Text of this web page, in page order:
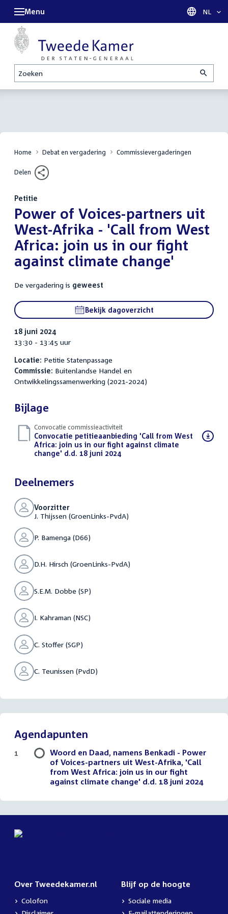
Zoeken
Menu Taal
NL
Home Debat en vergadering Commissievergaderingen
Delen
Petitie
:Power of Voices-partners uit
West-Afrika - 'Call from West
Africa: join us in our fight
against climate change'
De vergadering is geweest
Bekijk dagoverzicht
18 juni 2024
13:30 - 13:45 uur
Locatie: Petitie Statenpassage
Commissie: Buitenlandse Handel en
Ontwikkelingssamenwerking (2021-2024)
Bijlage
Convocatie commissieactiviteit
Download
bestand:
Convocatie petitieaanbieding 'Call from West
Africa: join us in our fight against climate
change' d.d. 18 juni 2024(PDF)
Deelnemers
Voorzitter
J. Thijssen (GroenLinks-PvdA)
P. Bamenga (D66)
D.H. Hirsch (GroenLinks-PvdA)
S.E.M. Dobbe (SP)
I. Kahraman (NSC)
C. Stoffer (SGP)
C. Teunissen (PvdD)
Agendapunten
Woord en Daad, namens Benkadi - Power
of Voices-partners uit West-Afrika, 'Call
from West Africa: join us in our fight
against climate change' d.d. 18 juni 2024
1
Over Tweedekamer.nl
Colofon
Blijf op de hoogte
Sociale media